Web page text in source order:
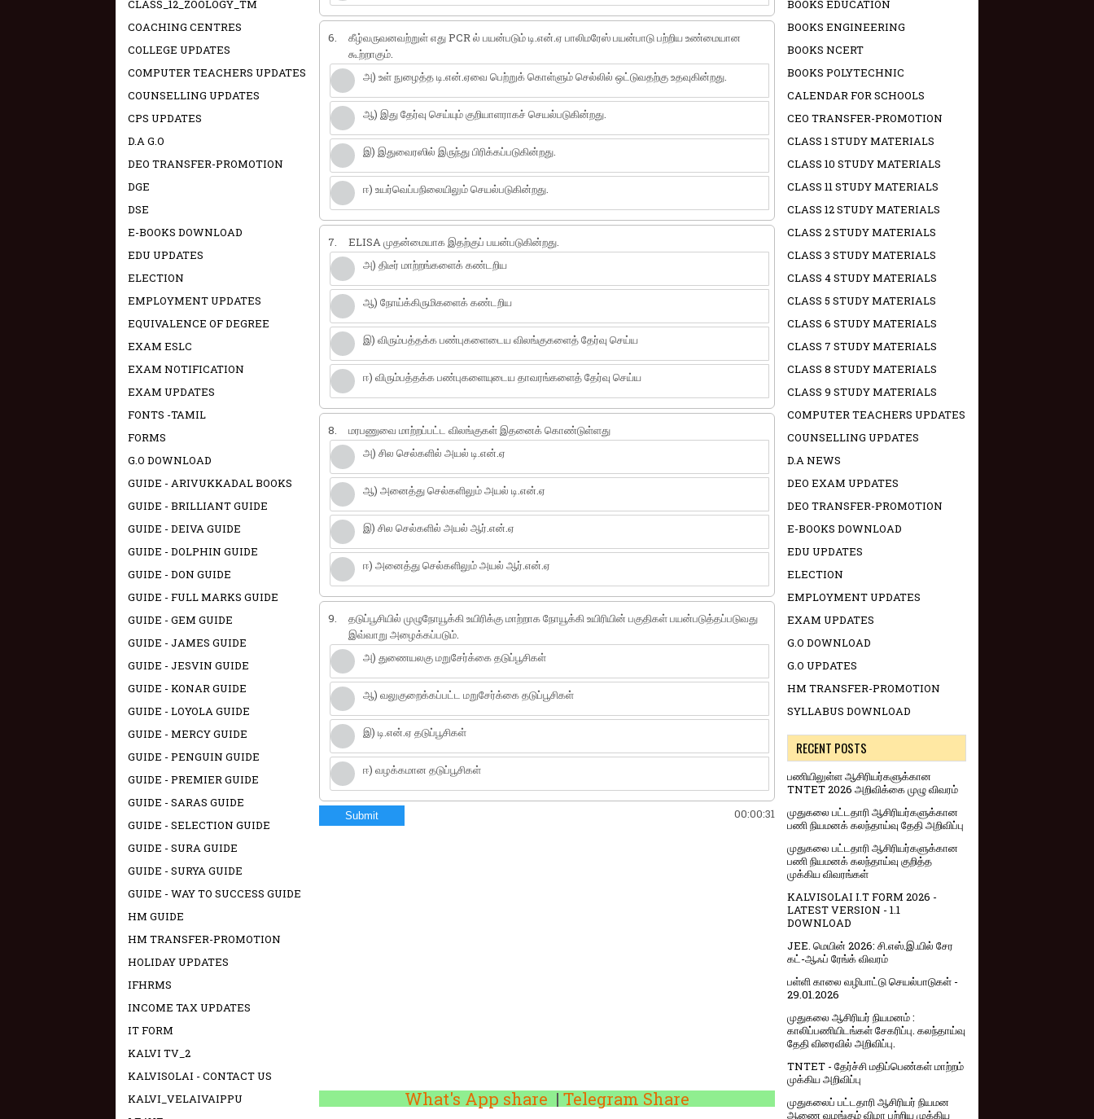
6.
கீழ்வருவனவற்றுள் எது PCR ல் பயன்படும் டி.என்.ஏ பாலிமரேஸ் பயன்பாடு பற்றிய உண்மையான
கூற்றாகும்.
அ) உள் நுழைத்த டி.என்.ஏவை பெற்றுக் கொள்ளும் செல்லில் ஒட்டுவதற்கு உதவுகின்றது.
ஆ) இது தேர்வு செய்யும் குறியாளராகச் செயல்படுகின்றது.
இ) இதுவைரஸில் இருந்து பிரிக்கப்படுகின்றது.
ஈ) உயர்வெப்பநிலையிலும் செயல்படுகின்றது.
7.
ELISA முதன்மையாக இதற்குப் பயன்படுகின்றது.
அ) திடீர் மாற்றங்களைக் கண்டறிய
ஆ) நோய்க்கிருமிகளைக் கண்டறிய
இ) விரும்பத்தக்க பண்புகளைடைய விலங்குகளைத் தேர்வு செய்ய
ஈ) விரும்பத்தக்க பண்புகளையுடைய தாவரங்களைத் தேர்வு செய்ய
8.
மரபணுவை மாற்றப்பட்ட விலங்குகள் இதனைக் கொண்டுள்ளது
அ) சில செல்களில் அயல் டி.என்.ஏ
ஆ) அனைத்து செல்களிலும் அயல் டி.என்.ஏ
இ) சில செல்களில் அயல் ஆர்.என்.ஏ
ஈ) அனைத்து செல்களிலும் அயல் ஆர்.என்.ஏ
9.
தடுப்பூசியில் முழுநோயூக்கி உயிரிக்கு மாற்றாக நோயூக்கி உயிரியின் பகுதிகள் பயன்படுத்தப்படுவது
இவ்வாறு அழைக்கப்படும்.
அ) துணையலகு மறுசேர்க்கை தடுப்பூசிகள்
ஆ) வலுகுறைக்கப்பட்ட மறுசேர்க்கை தடுப்பூசிகள்
இ) டி.என்.ஏ தடுப்பூசிகள்
ஈ) வழக்கமான தடுப்பூசிகள்
Submit 00:00:32
What's App share | Telegram Share
CLASS_12_ZOOLOGY_TM
COACHING CENTRES
COLLEGE UPDATES
COMPUTER TEACHERS UPDATES
COUNSELLING UPDATES
CPS UPDATES
D.A G.O
DEO TRANSFER-PROMOTION
DGE
DSE
E-BOOKS DOWNLOAD
EDU UPDATES
ELECTION
EMPLOYMENT UPDATES
EQUIVALENCE OF DEGREE
EXAM ESLC
EXAM NOTIFICATION
EXAM UPDATES
FONTS -TAMIL
FORMS
G.O DOWNLOAD
GUIDE - ARIVUKKADAL BOOKS
GUIDE - BRILLIANT GUIDE
GUIDE - DEIVA GUIDE
GUIDE - DOLPHIN GUIDE
GUIDE - DON GUIDE
GUIDE - FULL MARKS GUIDE
GUIDE - GEM GUIDE
GUIDE - JAMES GUIDE
GUIDE - JESVIN GUIDE
GUIDE - KONAR GUIDE
GUIDE - LOYOLA GUIDE
GUIDE - MERCY GUIDE
GUIDE - PENGUIN GUIDE
GUIDE - PREMIER GUIDE
GUIDE - SARAS GUIDE
GUIDE - SELECTION GUIDE
GUIDE - SURA GUIDE
GUIDE - SURYA GUIDE
GUIDE - WAY TO SUCCESS GUIDE
HM GUIDE
HM TRANSFER-PROMOTION
HOLIDAY UPDATES
IFHRMS
INCOME TAX UPDATES
IT FORM
KALVI TV_2
KALVISOLAI - CONTACT US
KALVI_VELAIVAIPPU
BOOKS EDUCATION
BOOKS ENGINEERING
BOOKS NCERT
BOOKS POLYTECHNIC
CALENDAR FOR SCHOOLS
CEO TRANSFER-PROMOTION
CLASS 1 STUDY MATERIALS
CLASS 10 STUDY MATERIALS
CLASS 11 STUDY MATERIALS
CLASS 12 STUDY MATERIALS
CLASS 2 STUDY MATERIALS
CLASS 3 STUDY MATERIALS
CLASS 4 STUDY MATERIALS
CLASS 5 STUDY MATERIALS
CLASS 6 STUDY MATERIALS
CLASS 7 STUDY MATERIALS
CLASS 8 STUDY MATERIALS
CLASS 9 STUDY MATERIALS
COMPUTER TEACHERS UPDATES
COUNSELLING UPDATES
D.A NEWS
DEO EXAM UPDATES
DEO TRANSFER-PROMOTION
E-BOOKS DOWNLOAD
EDU UPDATES
ELECTION
EMPLOYMENT UPDATES
EXAM UPDATES
G.O DOWNLOAD
G.O UPDATES
HM TRANSFER-PROMOTION
SYLLABUS DOWNLOAD
RECENT POSTS
பணியிலுள்ள ஆசிரியர்களுக்கான
TNTET 2026 அறிவிக்கை முழு விவரம்
முதுகலை பட்டதாரி ஆசிரியர்களுக்கான
பணி நியமனக் கலந்தாய்வு தேதி அறிவிப்பு
முதுகலை பட்டதாரி ஆசிரியர்களுக்கான
பணி நியமனக் கலந்தாய்வு குறித்த
முக்கிய விவரங்கள்
KALVISOLAI I.T FORM 2026 -
LATEST VERSION - 1.1
DOWNLOAD
JEE. மெயின் 2026: சி.எஸ்.இ.யில் சேர
கட்-ஆஃப் ரேங்க் விவரம்
பள்ளி காலை வழிபாட்டு செயல்பாடுகள் -
29.01.2026
முதுகலை ஆசிரியர் நியமனம் :
காலிப்பணியிடங்கள் சேகரிப்பு. கலந்தாய்வு
தேதி விரைவில் அறிவிப்பு.
TNTET - தேர்ச்சி மதிப்பெண்கள் மாற்றம்
முக்கிய அறிவிப்பு
முதுகலைப் பட்டதாரி ஆசிரியர் நியமன
ஆணை வழங்கும் விழா பற்றிய முக்கிய